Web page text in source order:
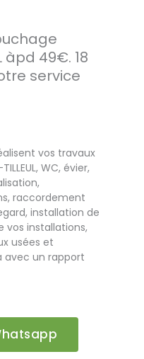
àpd 49€. 18
service
vos travaux
WC, évier,
raccordement
installation de
vos installations,
usées et
avec un rapport